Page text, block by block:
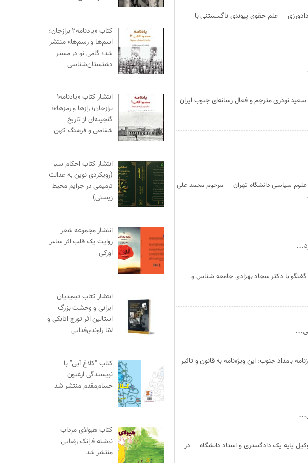
علم حقوق پیوندی ناگسستنی با
نوذری مترجم و فعال رسانه‌ای جنوب ایران
علوم سیاسی دانشگاه تهران مرحوم محمد علی
با دکتر سجاد بهزادی جامعه شناس و
بامداد جنوب: این ویژه‌نامه به قانون و تاثیر
پایه یک دادگستری و استاد دانشگاه در
کتاب «یادنامه۲ برازجان؛
اسم‌ها و رسم‌ها» منتشر
شد؛ گامی نو در مسیر
دشتستان‌شناسی
انتشار کتاب «یادنامه۱
برازجان؛ رازها و رمزها»؛
گنجینه‌ای از تاریخ
شفاهی و فرهنگ کهن
انتشار کتاب احکام سبز
(رویکردی نوین به عدالت
ترمیمی در جرایم محیط‌
زیستی)
انتشار مجموعه شعر
روایت یک قلب اثر ساغر
اورکی
انتشار کتاب تبعیدیان
ایرانی و وحشت بزرگ
استالین اثر تورج اتابکی و
لانا راوندی‌فدایی
کتاب “کلاغ آبی” با
نویسندگی ارغنون
حسام‌مقدم منتشر شد
کتاب هیولای مرداب
نوشته فرانک رضایی
منتشر شد